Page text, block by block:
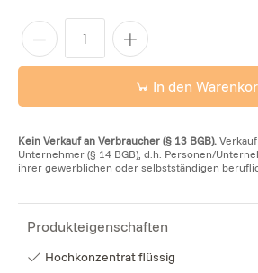
In den
Kein Verkauf an Verbraucher (§ 13 BGB).
Unternehmer (§ 14 BGB), d.h. Personen/
ihrer gewerblichen oder selbstständigen
Produkteigenschaften
Hochkonzentrat flüssig